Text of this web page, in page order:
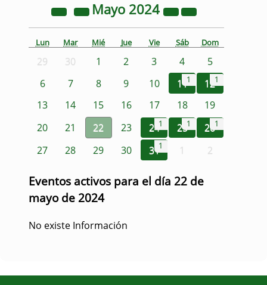
Mayo 2024
Lun Mar Mié Jue Vie Sáb Dom
29 30 1 2 3 4
5
6
7 8 9 10 111 121
13 14 15 16 17 18
19
20
21 22 23 241 251 261
27 28 29 30 311 1 2
Eventos activos para el día 22 de
mayo de 2024
No existe Información